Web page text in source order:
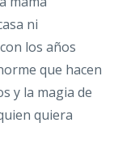
ni
los años
que hacen
y la magia de
quiera